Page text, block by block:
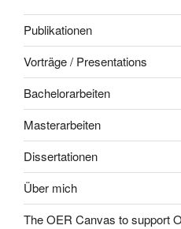
Publikationen
Vorträge / Presentations
Bachelorarbeiten
Masterarbeiten
Dissertationen
Über mich
The OER Canvas to support